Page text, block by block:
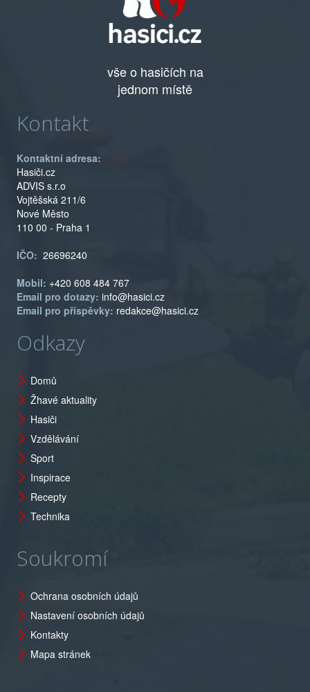
vše o hasičích na
jednom místě
Kontakt
Kontaktní adresa:
Hasiči.cz
ADVIS s.r.o
Vojtěšská 211/6
Nové Město
110 00 - Praha 1
IČO: 26696240
Mobil: +420 608 484 767
Email pro dotazy: info@hasici.cz
Email pro příspěvky: redakce@hasici.cz
Odkazy
Domů
Žhavé aktuality
Hasiči
Vzdělávání
Sport
Inspirace
Recepty
Technika
Soukromí
Ochrana osobních údajů
Nastavení osobních údajů
Kontakty
Mapa stránek